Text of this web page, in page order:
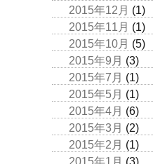
2015年12月 (1)
2015年11月 (1)
2015年10月 (5)
2015年9月 (3)
2015年7月 (1)
2015年5月 (1)
2015年4月 (6)
2015年3月 (2)
2015年2月 (1)
2015年1月 (3)